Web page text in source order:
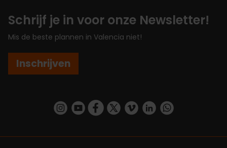
Schrijf je in voor onze Newsletter!
Mis de beste plannen in Valencia niet!
Inschrijven
https://www.instagram.com/visit_valencia/
https://www.youtube.com/user/
https://www.facebook.com/
https://twitter.com/
https://vimeo.com/
https://www.linkedin.com/company/turismo-valencia/https://api.whatsapp.com/send/